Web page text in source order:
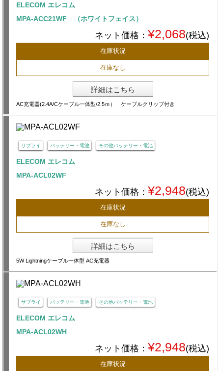
ELECOM エレコム
MPA-ACC21WF （ホワイトフェイス）
ネット価格： ¥2,068(税込)
在庫状況
在庫なし
詳細はこちら
AC充電器(2.4A/Cケーブル一体型/2.5ｍ） ケーブルクリップ付き
サプライ バッテリー・電池 その他バッテリー・電池
ELECOM エレコム
MPA-ACL02WF
ネット価格： ¥2,948(税込)
在庫状況
在庫なし
詳細はこちら
5W Lightningケーブル一体型 AC充電器
サプライ バッテリー・電池 その他バッテリー・電池
ELECOM エレコム
MPA-ACL02WH
ネット価格： ¥2,948(税込)
在庫状況